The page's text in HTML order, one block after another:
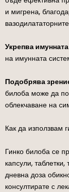
и мигрена,
Укрепва
на имунната
Подобрява
билоба може да
облекчаване на
Как да използвам
Гинко билоба се
капсули,
дневна доза
консултирате с